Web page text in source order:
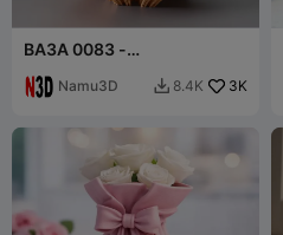
ВАЗА 0083 -
"СНЕЖИНКА КОХА"
Namu3D  8.4K 3K